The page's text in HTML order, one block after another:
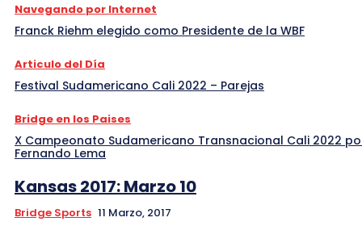
Navegando por Internet
Franck Riehm elegido como Presidente de la WBF
Articulo del Día
Festival Sudamericano Cali 2022 – Parejas
Bridge en los Paises
X Campeonato Sudamericano Transnacional Cali 2022
Fernando Lema
Kansas 2017: Marzo 10
Bridge Sports 11 Marzo, 2017